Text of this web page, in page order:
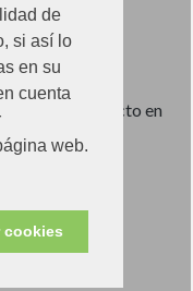
de
si así lo
en su
cuenta
web.
cookies
diferir de producto en